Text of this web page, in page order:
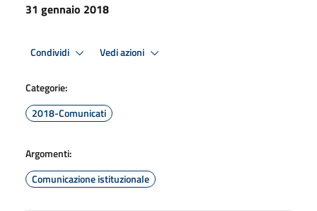
31 gennaio 2018
Condividi Vedi azioni
Categorie:
2018-Comunicati
Argomenti:
Comunicazione istituzionale